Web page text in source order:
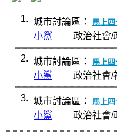
1. 城市討論區： 馬上
小鯊 政治社會/
2. 城市討論區： 馬上
小鯊 政治社會/
3. 城市討論區： 馬上
小鯊 政治社會/